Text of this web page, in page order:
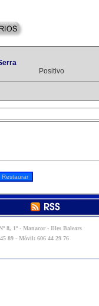
Positivo
8, 1º - Manacor - Illes Balears
89 - Móvil: 606 44 29 76